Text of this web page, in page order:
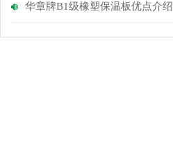
华章牌B1级橡塑保温板优点介绍